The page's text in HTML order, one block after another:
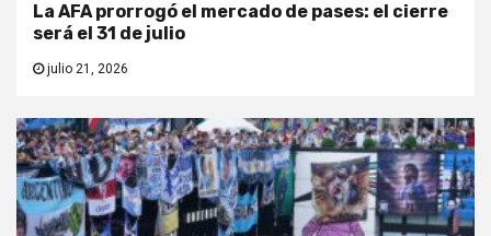
La AFA prorrogó el mercado de pases: el cierre
será el 31 de julio
julio 21, 2026